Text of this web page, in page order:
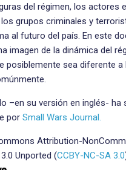
del régimen, los actores
grupos criminales y
al futuro del país. En este
imagen de la dinámica del
posiblemente sea diferente a
–en su versión en inglés- ha
por Small Wars Journal.
Attribution-
Unported (CCBY-NC-SA 3.0